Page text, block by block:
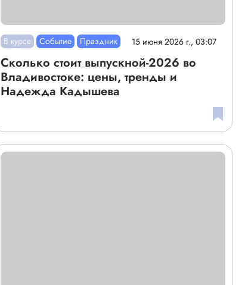
В курсе Событие Праздник 15 июня 2026 г., 03:07
Сколько стоит выпускной-2026 во
Владивостоке: цены, тренды и
Надежда Кадышева